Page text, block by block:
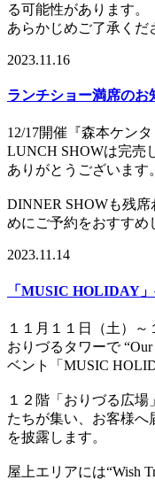
る可能性があります。
あらかじめご了承くだ
2023.11.16
ランチショー満席のお
12/17開催『森本ケンタ
LUNCH SHOWは完売
ありがとうございます。
DINNER SHOWも残
めにご予約をおすすめ
2023.11.14
「MUSIC HOLIDAY
１１月１１日（土）～
おりづるタワーで
ベント「MUSIC
１２階「おりづる広
たちが集い、お客様へ
を披露します。
屋上エリアには“Wish